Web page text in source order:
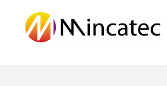
content